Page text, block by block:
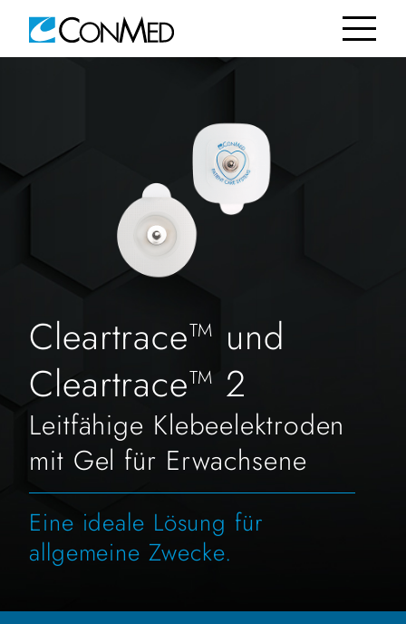
Cleartrace™ und
Cleartrace™ 2
Leitfähige Klebeelektroden
mit Gel für Erwachsene
Eine ideale Lösung für
allgemeine Zwecke.